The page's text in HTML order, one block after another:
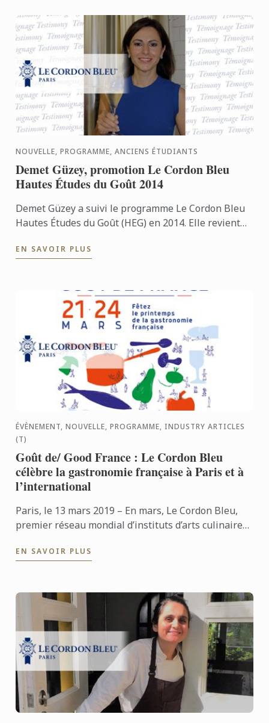
NOUVELLE, PROGRAMME, ANCIENS ÉTUDIANTS
Demet Güzey, promotion Le Cordon Bleu
Hautes Études du Goût 2014
Demet Güzey a suivi le programme Le Cordon Bleu
Hautes Études du Goût (HEG) en 2014. Elle revient
...
EN SAVOIR PLUS
ÉVÈNEMENT, NOUVELLE, PROGRAMME, INDUSTRY ARTICLES
(T)
Goût de/ Good France : Le Cordon Bleu
célèbre la gastronomie française à Paris et à
l’international
Paris, le 13 mars 2019 – En mars, Le Cordon Bleu,
premier réseau mondial d’instituts d’arts culinaires
festivités de ...
EN SAVOIR PLUS